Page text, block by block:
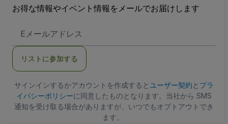
お得な情報やイベント情報をメールでお届けします
メ
ア
ス
リストに参加する
サインインするかアカウントを作成すると ユーザー契約と プラ
イバシーポリシーに同意したものとなります。当社から SMS
通知を受け取る場合がありますが、いつでもオプトアウトでき
ます。